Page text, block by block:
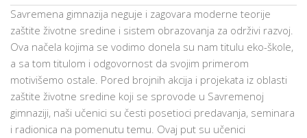
SAVREMENI
GIMNAZIJALCI
ODRŽIVOG
RAZVOJA
Savremena gimnazija neguje i zagovara moderne teorije
zaštite životne sredine i sistem obrazovanja za održivi razvoj.
Ova načela kojima se vodimo donela su nam titulu eko-škole,
a sa tom titulom i odgovornost da svojim primerom
motivišemo ostale. Pored brojnih akcija i projekata iz oblasti
zaštite životne sredine koji se sprovode u Savremenoj
gimnaziji, naši učenici su česti posetioci predavanja, seminara
i radionica na pomenutu temu. Ovaj put su učenici